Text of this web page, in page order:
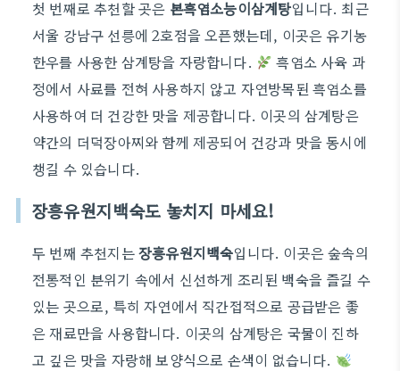
첫 번째로 추천할 곳은 본흑염소능이삼계탕입니다. 최근
서울 강남구 선릉에 2호점을 오픈했는데, 이곳은 유기농
한우를 사용한 삼계탕을 자랑합니다.
흑염소 사육 과
정에서 사료를 전혀 사용하지 않고 자연방목된 흑염소를
사용하여 더 건강한 맛을 제공합니다. 이곳의 삼계탕은
약간의 더덕장아찌와 함께 제공되어 건강과 맛을 동시에
챙길 수 있습니다.
장흥유원지백숙도 놓치지 마세요!
두 번째 추천지는장흥유원지백숙입니다. 이곳은 숲속의
전통적인 분위기 속에서 신선하게 조리된 백숙을 즐길 수
있는 곳으로, 특히 자연에서 직간접적으로 공급받은 좋
은 재료만을 사용합니다. 이곳의 삼계탕은 국물이 진하
고 깊은 맛을 자랑해 보양식으로 손색이 없습니다.